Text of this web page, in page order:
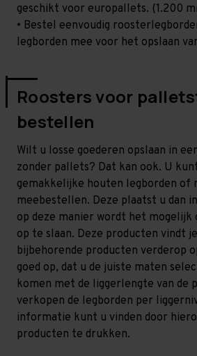
geschikt voor europallets. (1.200
• Bestel eenvoudig
legborden mee voor het opslaan
Roosters voor
bestellen
Wilt u losse goederen opslaan in
zonder pallets? Dat kan ook. U
gemakkelijke houten legborden of
meebestellen. Deze plaatst u dan
op deze manier wordt het mogelijk
op te slaan. Deze producten vindt
bijbehorende producten verderop
goed op, dat u de juiste maten
komen met de liggerlengte van de
verkopen de legborden per
informatie kunt u vinden door
producten te drukken.